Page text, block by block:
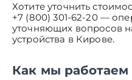
Хотите уточнить
+7 (800) 301-62-20 —
уточняющих вопросов
устройства в Кирове.
Как мы работаем